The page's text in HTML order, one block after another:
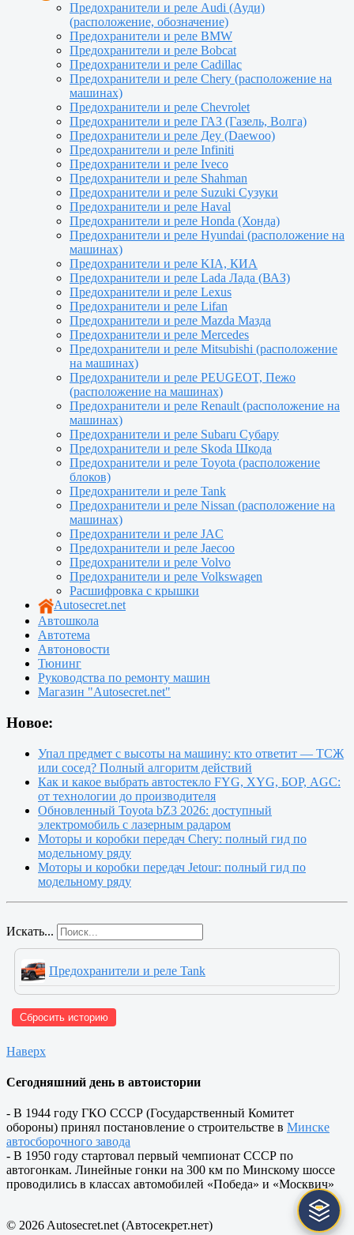
Предохранители и реле Audi (Ауди)
(расположение, обозначение)
Предохранители и реле BMW
Предохранители и реле Bobcat
Предохранители и реле Cadillac
Предохранители и реле Сhery (расположение на
машинах)
Предохранители и реле Chevrolet
Предохранители и реле ГАЗ (Газель, Волга)
Предохранители и реле Деу (Daewoo)
Предохранители и реле Infiniti
Предохранители и реле Iveco
Предохранители и реле Shahman
Предохранители и реле Suzuki Сузуки
Предохранители и реле Haval
Предохранители и реле Honda (Хонда)
Предохранители и реле Hyundai (расположение на
машинах)
Предохранители и реле KIA, КИА
Предохранители и реле Lada Лада (ВАЗ)
Предохранители и реле Lexus
Предохранители и реле Lifan
Предохранители и реле Mazda Мазда
Предохранители и реле Mercedes
Предохранители и реле Mitsubishi (расположение
на машинах)
Предохранители и реле PEUGEOT, Пежо
(расположение на машинах)
Предохранители и реле Renault (расположение на
машинах)
Предохранители и реле Subaru Субару
Предохранители и реле Skoda Шкода
Предохранители и реле Toyota (расположение
блоков)
Предохранители и реле Tank
Предохранители и реле Nissan (расположение на
машинах)
Предохранители и реле JAC
Предохранители и реле Jaecoo
Предохранители и реле Volvo
Предохранители и реле Volkswagen
Расшифровка с крышки
Autosecret.net
Автошкола
Автотема
Автоновости
Тюнинг
Руководства по ремонту машин
Магазин "Autosecret.net"
Новое:
Упал предмет с высоты на машину: кто ответит — ТСЖ
или сосед? Полный алгоритм действий
Как и какое выбрать автостекло FYG, XYG, БОР, AGC:
от технологии до производителя
Обновленный Toyota bZ3 2026: доступный
электромобиль с лазерным радаром
Моторы и коробки передач Chery: полный гид по
модельному ряду
Моторы и коробки передач Jetour: полный гид по
модельному ряду
📸 Расшифровка крышки
Искать...
Предохранители и реле Tank
Сбросить историю
Наверх
Сегодняшний день в автоистории
- В 1944 году ГКО СССР (Государственный Комитет
обороны) принял постановление о строительстве в Минске
автосборочного завода
- В 1950 году стартовал первый чемпионат СССР по
автогонкам. Линейные гонки на 300 км по Минскому шоссе
проводились в классах автомобилей «Победа» и «Москвич»
© 2026 Autosecret.net (Автосекрет.нет)